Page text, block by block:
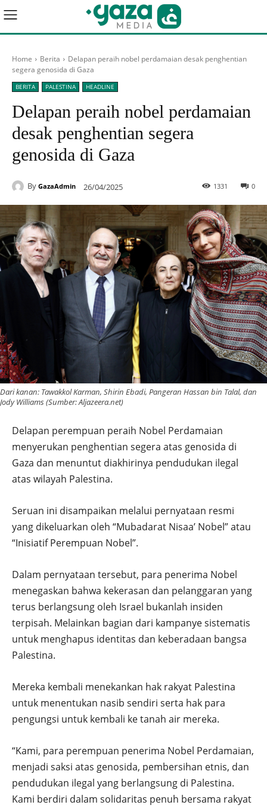
Home Berita
Delapan peraih nobel perdamaian desak penghentian
segera genosida di Gaza
BERITA PALESTINA HEADLINE
Delapan peraih nobel perdamaian
desak penghentian segera
genosida di Gaza
By GazaAdmin 26/04/2025 0
1331
Dari kanan: Tawakkol Karman, Shirin Ebadi, Pangeran Hassan bin Talal, dan
Jody Williams (Sumber: Aljazeera.net)
Delapan perempuan peraih Nobel Perdamaian
menyerukan penghentian segera atas genosida di
Gaza dan menuntut diakhirinya pendudukan ilegal
atas wilayah Palestina.
Seruan ini disampaikan melalui pernyataan resmi
yang dikeluarkan oleh “Mubadarat Nisaa’ Nobel” atau
“Inisiatif Perempuan Nobel”.
Dalam pernyataan tersebut, para penerima Nobel
menegaskan bahwa kekerasan dan pelanggaran yang
terus berlangsung oleh Israel bukanlah insiden
terpisah. Melainkan bagian dari kampanye sistematis
untuk menghapus identitas dan keberadaan bangsa
Palestina.
Mereka kembali menekankan hak rakyat Palestina
untuk menentukan nasib sendiri serta hak para
pengungsi untuk kembali ke tanah air mereka.
“Kami, para perempuan penerima Nobel Perdamaian,
menjadi saksi atas genosida, pembersihan etnis, dan
pendudukan ilegal yang berlangsung di Palestina.
Kami berdiri dalam solidaritas penuh bersama rakyat